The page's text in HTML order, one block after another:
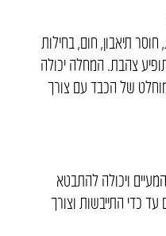
תיאבון, חום, בחילות
צהבת. המחלה יכולה
של הכבד עם צורך
ויכולה להתבטא
כדי התייבשות וצורך